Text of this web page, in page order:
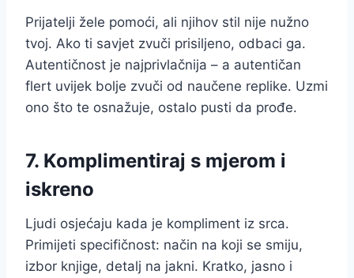
Prijatelji žele pomoći, ali njihov stil nije nužno
tvoj. Ako ti savjet zvuči prisiljeno, odbaci ga.
Autentičnost je najprivlačnija – a autentičan
flert uvijek bolje zvuči od naučene replike. Uzmi
ono što te osnažuje, ostalo pusti da prođe.
7. Komplimentiraj s mjerom i
iskreno
Ljudi osjećaju kada je kompliment iz srca.
Primijeti specifičnost: način na koji se smiju,
izbor knjige, detalj na jakni. Kratko, jasno i